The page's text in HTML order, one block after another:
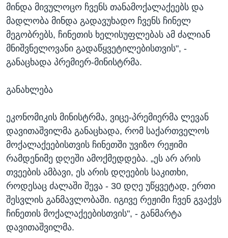
მინდა მივულოცო ჩვენს თანამოქალაქეებს და
მადლობა მინდა გადავუხადო ჩვენს ჩინელ
მეგობრებს, ჩინეთის ხელისუფლებას ამ ძალიან
მნიშვნელოვანი გადაწყვეტილებისთვის", -
განაცხადა პრემიერ-მინისტრმა.
განახლება
ეკონომიკის მინისტრმა, ვიცე-პრემიერმა ლევან
დავითაშვილმა განაცხადა, რომ საქართველოს
მოქალაქეებისთვის ჩინეთში უვიზო რეჟიმი
რამდენიმე დღეში ამოქმედდება. „ეს არ არის
თვეების ამბავი, ეს არის დღეების საკითხი,
როდესაც ძალაში შევა - 30 დღე უწყვეტად, ერთი
შესვლის განმავლობაში. იგივე რეჟიმი ჩვენ გვაქვს
ჩინეთის მოქალაქეებისთვის", - განმარტა
დავითაშვილმა.